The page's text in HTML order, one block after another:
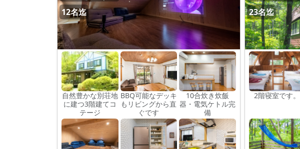
12名迄
自然豊かな別荘地
に建つ3階建てコ
テージ
BBQ可能なデッキ
もリビングから直
ぐです
10合炊き炊飯
器・電気ケトル完
備
23名迄
2階寝室です。